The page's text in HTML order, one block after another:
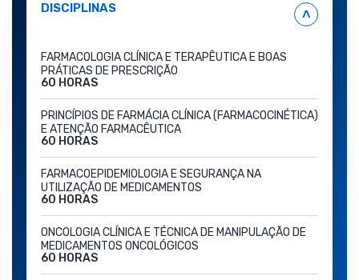
DISCIPLINAS ˄
FARMACOLOGIA CLÍNICA E TERAPÊUTICA E BOAS
PRÁTICAS DE PRESCRIÇÃO
60 HORAS
PRINCÍPIOS DE FARMÁCIA CLÍNICA (FARMACOCINÉTICA)
E ATENÇÃO FARMACÊUTICA
60 HORAS
FARMACOEPIDEMIOLOGIA E SEGURANÇA NA
UTILIZAÇÃO DE MEDICAMENTOS
60 HORAS
ONCOLOGIA CLÍNICA E TÉCNICA DE MANIPULAÇÃO DE
MEDICAMENTOS ONCOLÓGICOS
60 HORAS